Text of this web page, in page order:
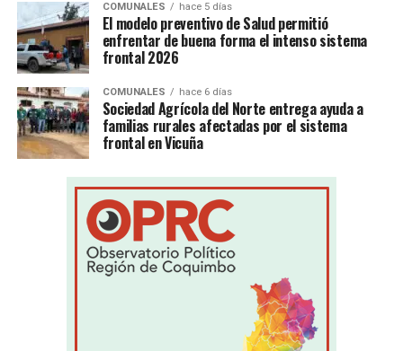
COMUNALES hace 5 días
El modelo preventivo de Salud permitió
enfrentar de buena forma el intenso sistema
frontal 2026
COMUNALES hace 6 días
Sociedad Agrícola del Norte entrega ayuda a
familias rurales afectadas por el sistema
frontal en Vicuña